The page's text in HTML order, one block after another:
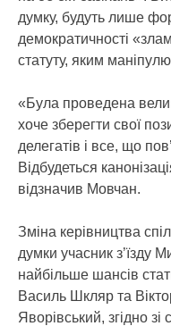
думку, будуть лише
демократичності
статуту, яким
«Була проведена
хоче зберегти свої
делегатів і все, що
Відбудеться
відзначив Мовчан.
Зміна керівництва
думки учасник
найбільше шансів
Василь Шкляр та
Яворівський, згідно зі